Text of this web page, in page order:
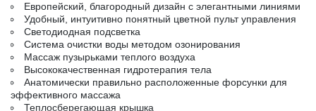
Европейский, благородный дизайн с элегантными линиями
Удобный, интуитивно понятный цветной пульт управления
Светодиодная подсветка
Система очистки воды методом озонирования
Массаж пузырьками теплого воздуха
Высококачественная гидротерапия тела
Анатомически правильно расположенные форсунки для
эффективного массажа
Теплосберегающая крышка